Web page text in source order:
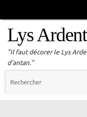
Lys Ardent
"Il faut décorer le Lys
d'antan."